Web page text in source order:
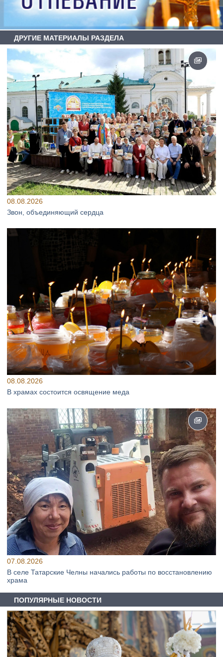
ДРУГИЕ МАТЕРИАЛЫ РАЗДЕЛА
08.08.2026
Звон, объединяющий сердца
08.08.2026
В храмах состоится освящение меда
07.08.2026
В селе Татарские Челны начались работы по восстановлению
храма
ПОПУЛЯРНЫЕ НОВОСТИ